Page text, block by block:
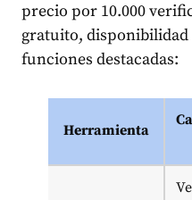
precio por 10.000
gratuito, disponibilidad
funciones destacadas:
Herramienta